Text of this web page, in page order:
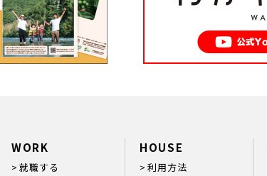
WORK
就職する
HOUSE
利用方法